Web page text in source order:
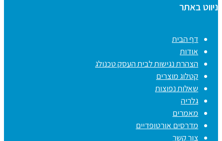
ניווט באתר
דף הבית
אודות
הצהרת נגישות לבית העסק טכנולג
קטלוג מוצרים
שאלות נפוצות
גלריה
מאמרים
מדרסים אורטופדיים
צור קשר